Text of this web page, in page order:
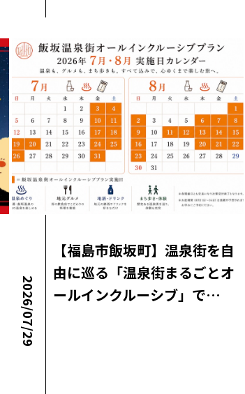
2026/07/29
【福島市飯坂町】温泉街を自
由に巡る「温泉街まるごとオ
ールインクルーシブ」で…